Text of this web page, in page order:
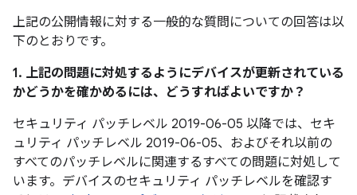
上記の公開情報に対する一般的な質問についての回答は以
下のとおりです。
1. 上記の問題に対処するようにデバイスが更新されている
かどうかを確かめるには、どうすればよいですか？
セキュリティ パッチレベル 2019-06-05 以降では、セキ
ュリティ パッチレベル 2019-06-05、およびそれ以前の
すべてのパッチレベルに関連するすべての問題に対処して
います。デバイスのセキュリティ パッチレベルを確認す